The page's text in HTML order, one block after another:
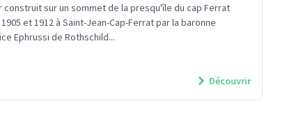
construit sur un sommet de la presqu'île du cap Ferrat
et 1912 à Saint-Jean-Cap-Ferrat par la baronne
Ephrussi de Rothschild...
Découvrir